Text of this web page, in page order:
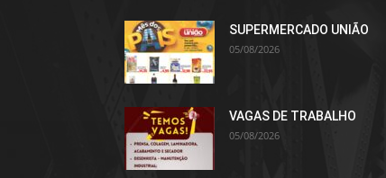
SUPERMERCADO UNIÃO
05/08/2026
VAGAS DE TRABALHO
05/08/2026